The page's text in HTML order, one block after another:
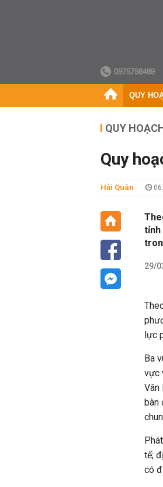
0975798489
QUY
QUY
Quy
Hải Quân
tỉnh
29/
lực
Ba
vực
Vân
bàn
tế;
có